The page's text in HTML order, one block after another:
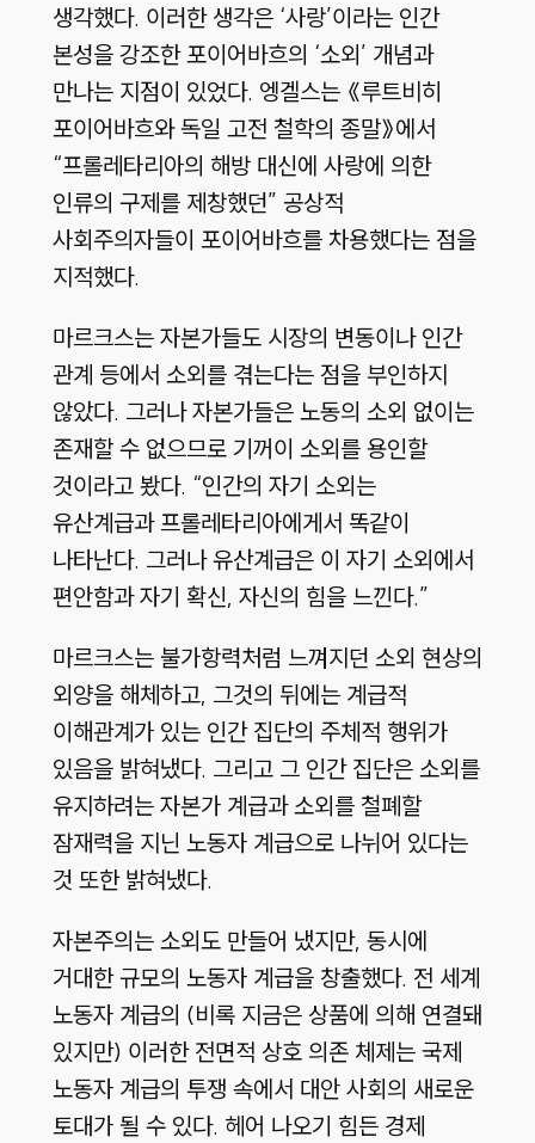
생각했다. 이러한 생각은 ‘사랑’이라는 인간
본성을 강조한 포이어바흐의 ‘소외’ 개념과
만나는 지점이 있었다. 엥겔스는 《루트비히
포이어바흐와 독일 고전 철학의 종말》에서
“프롤레타리아의 해방 대신에 사랑에 의한
인류의 구제를 제창했던” 공상적
사회주의자들이 포이어바흐를 차용했다는 점을
지적했다.
마르크스는 자본가들도 시장의 변동이나 인간
관계 등에서 소외를 겪는다는 점을 부인하지
않았다. 그러나 자본가들은 노동의 소외 없이는
존재할 수 없으므로 기꺼이 소외를 용인할
것이라고 봤다. “인간의 자기 소외는
유산계급과 프롤레타리아에게서 똑같이
나타난다. 그러나 유산계급은 이 자기 소외에서
편안함과 자기 확신, 자신의 힘을 느낀다.”
마르크스는 불가항력처럼 느껴지던 소외 현상의
외양을 해체하고, 그것의 뒤에는 계급적
이해관계가 있는 인간 집단의 주체적 행위가
있음을 밝혀냈다. 그리고 그 인간 집단은 소외를
유지하려는 자본가 계급과 소외를 철폐할
잠재력을 지닌 노동자 계급으로 나뉘어 있다는
것 또한 밝혀냈다.
자본주의는 소외도 만들어 냈지만, 동시에
거대한 규모의 노동자 계급을 창출했다. 전 세계
노동자 계급의 (비록 지금은 상품에 의해 연결돼
있지만) 이러한 전면적 상호 의존 체제는 국제
노동자 계급의 투쟁 속에서 대안 사회의 새로운
토대가 될 수 있다. 헤어 나오기 힘든 경제